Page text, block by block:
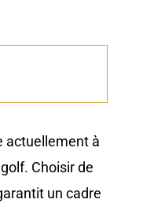
actuellement à
Choisir de
un cadre